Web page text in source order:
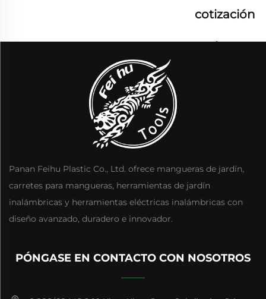
cotización
ahora
Panan Feihu Plastic Co., Ltd. ofrece mangueras de jardín,
carretes para mangueras, herramientas de jardín
inalámbricas y herramientas eléctricas inalámbricas con
diseño avanzado, duradero e innovador.
PÓNGASE EN CONTACTO CON NOSOTROS